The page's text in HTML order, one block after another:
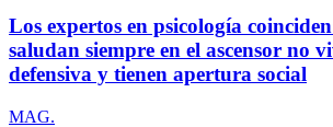
Los expertos en psicología
saludan siempre en el ascensor no
defensiva y tienen apertura social
MAG.